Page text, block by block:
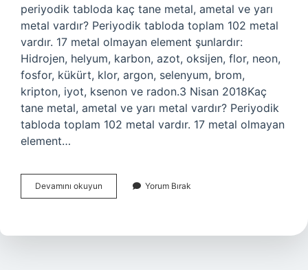
periyodik tabloda kaç tane metal, ametal ve yarı
metal vardır? Periyodik tabloda toplam 102 metal
vardır. 17 metal olmayan element şunlardır:
Hidrojen, helyum, karbon, azot, oksijen, flor, neon,
fosfor, kükürt, klor, argon, selenyum, brom,
kripton, iyot, ksenon ve radon.3 Nisan 2018Kaç
tane metal, ametal ve yarı metal vardır? Periyodik
tabloda toplam 102 metal vardır. 17 metal olmayan
element…
Devamını okuyun
Adları
Yorum Bırak